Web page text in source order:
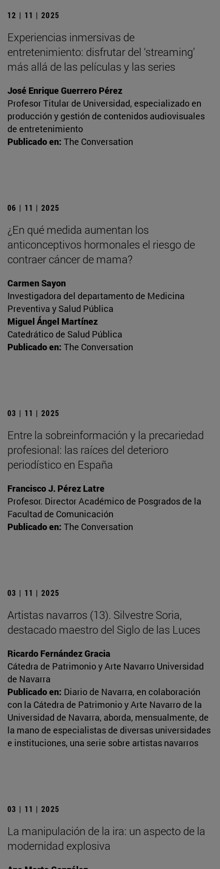
12 | 11 | 2025
Experiencias inmersivas de
entretenimiento: disfrutar del ‘streaming’
más allá de las películas y las series
José Enrique Guerrero Pérez
Profesor Titular de Universidad, especializado en
producción y gestión de contenidos audiovisuales
de entretenimiento
Publicado en: The Conversation
06 | 11 | 2025
¿En qué medida aumentan los
anticonceptivos hormonales el riesgo de
contraer cáncer de mama?
Carmen Sayon
Investigadora del departamento de Medicina
Preventiva y Salud Pública
Miguel Ángel Martínez
Catedrático de Salud Pública
Publicado en: The Conversation
03 | 11 | 2025
Entre la sobreinformación y la precariedad
profesional: las raíces del deterioro
periodístico en España
Francisco J. Pérez Latre
Profesor. Director Académico de Posgrados de la
Facultad de Comunicación
Publicado en: The Conversation
03 | 11 | 2025
Artistas navarros (13). Silvestre Soria,
destacado maestro del Siglo de las Luces
Ricardo Fernández Gracia
Cátedra de Patrimonio y Arte Navarro Universidad
de Navarra
Publicado en: Diario de Navarra, en colaboración
con la Cátedra de Patrimonio y Arte Navarro de la
Universidad de Navarra, aborda, mensualmente, de
la mano de especialistas de diversas universidades
e instituciones, una serie sobre artistas navarros
03 | 11 | 2025
La manipulación de la ira: un aspecto de la
modernidad explosiva